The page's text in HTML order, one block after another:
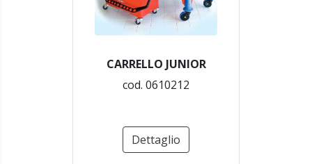
CARRELLO JUNIOR
cod. 0610212
Dettaglio